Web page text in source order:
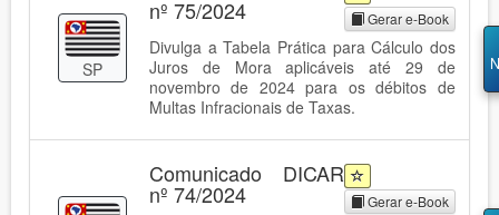
SP
nº 75/2024 Gerar e-Book
Divulga a Tabela Prática para Cálculo dos
Juros de Mora aplicáveis até 29 de
novembro de 2024 para os débitos de
Multas Infracionais de Taxas.
Comunicado DICAR
nº 74/2024 Gerar e-Book